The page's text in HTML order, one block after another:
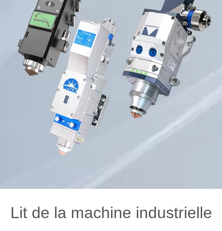
Lit de la machine industrielle